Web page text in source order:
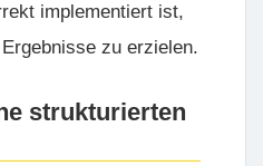
implementiert ist,
zu erzielen.
strukturierten